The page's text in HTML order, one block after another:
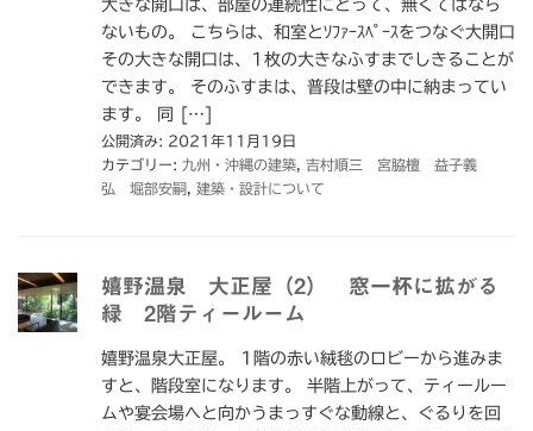
大きな開口は、部屋の連続性にとって、無くてはなら
ないもの。 こちらは、和室とｿﾌｧｰｽﾍﾟｰｽをつなぐ大開口
その大きな開口は、1枚の大きなふすまでしきることが
できます。 そのふすまは、普段は壁の中に納まってい
ます。 同 […]
公開済み: 2021年11月19日
カテゴリー: 九州・沖縄の建築
吉村順三 宮脇檀 益子義
弘 堀部安嗣
建築・設計について
嬉野温泉 大正屋（2） 窓一杯に拡がる
緑 2階ティールーム
嬉野温泉大正屋。 1階の赤い絨毯のロビーから進みま
すと、階段室になります。 半階上がって、ティールー
ムや宴会場へと向かうまっすぐな動線と、ぐるりを回